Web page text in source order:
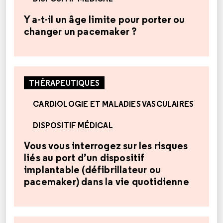
Y a-t-il un âge limite pour porter ou
changer un pacemaker ?
THÉRAPEUTIQUES
CARDIOLOGIE ET MALADIES VASCULAIRES
DISPOSITIF MÉDICAL
Vous vous interrogez sur les risques
liés au port d’un dispositif
implantable (défibrillateur ou
pacemaker) dans la vie quotidienne